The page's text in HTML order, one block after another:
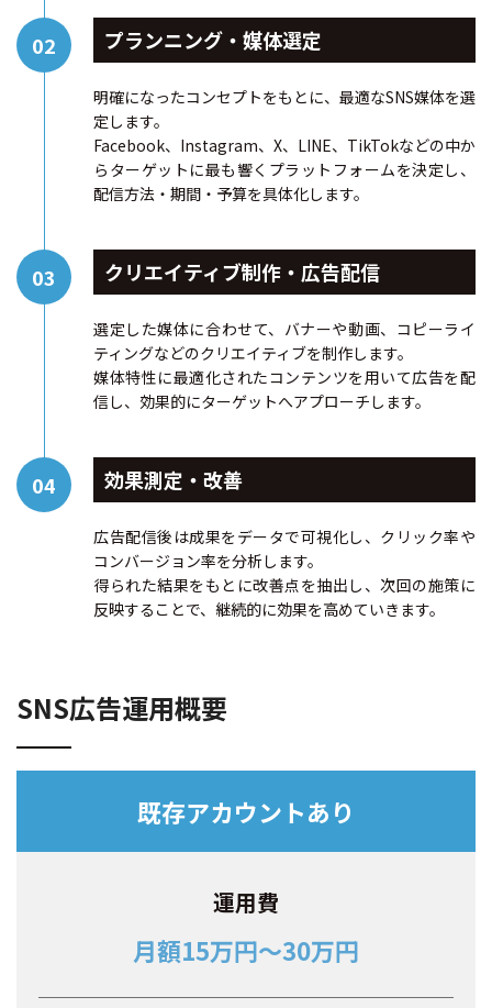
プランニング・媒体選定
明確になったコンセプトをもとに、最適なSNS媒体を選
定します。
Facebook、Instagram、X、LINE、TikTokなどの中か
らターゲットに最も響くプラットフォームを決定し、
配信方法・期間・予算を具体化します。
クリエイティブ制作・広告配信
選定した媒体に合わせて、バナーや動画、コピーライ
ティングなどのクリエイティブを制作します。
媒体特性に最適化されたコンテンツを用いて広告を配
信し、効果的にターゲットへアプローチします。
効果測定・改善
広告配信後は成果をデータで可視化し、クリック率や
コンバージョン率を分析します。
得られた結果をもとに改善点を抽出し、次回の施策に
反映することで、継続的に効果を高めていきます。
SNS広告運用概要
既存アカウントあり
運用費
月額15万円～30万円